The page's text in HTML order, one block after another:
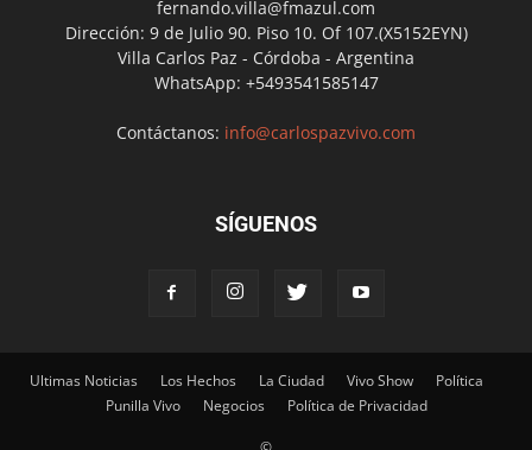
fernando.villa@fmazul.com
Dirección: 9 de Julio 90. Piso 10. Of 107.(X5152EYN)
Villa Carlos Paz - Córdoba - Argentina
WhatsApp: +5493541585147
Contáctanos: info@carlospazvivo.com
SÍGUENOS
Ultimas Noticias Los Hechos La Ciudad Vivo Show
Política
Punilla Vivo
Negocios Política de Privacidad